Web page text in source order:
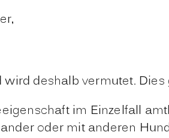
deshalb vermutet.
im Einzelfall
oder mit anderen